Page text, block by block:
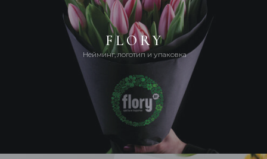
FLORY
Нейминг, логотип и упаковка